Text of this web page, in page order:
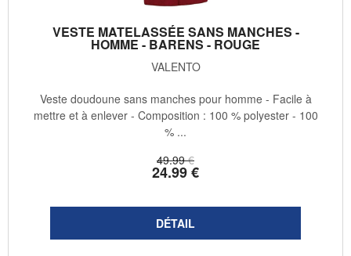
VESTE MATELASSÉE SANS MANCHES -
HOMME - BARENS - ROUGE
VALENTO
49.99 €
24.99€
Veste doudoune sans manches pour homme - Facile à
mettre et à enlever - Composition : 100 % polyester - 100
% ...